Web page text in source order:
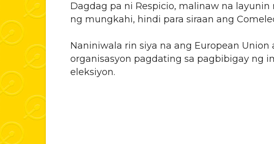
Dagdag pa ni Respicio, malinaw na
ng mungkahi, hindi para siraan ang
Naniniwala rin siya na ang European
organisasyon pagdating sa pagbibigay ng
eleksiyon.